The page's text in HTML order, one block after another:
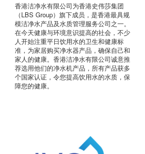
香港洁净水有限公司为香港史伟莎集团
（LBS Group）旗下成员，是香港最具规
模洁净水产品及水质管理服务公司之一。
在今天健康与环境意识提高的社会，不少
人开始注重平日饮用水的卫生和健康标
准，为家居购买净水器产品，确保自己和
家人的健康。香港洁净水有限公司诚意推
荐选用他们的净水机产品，所有产品获多
个国家认证，令您提高饮用水的水质，保
障您的健康。